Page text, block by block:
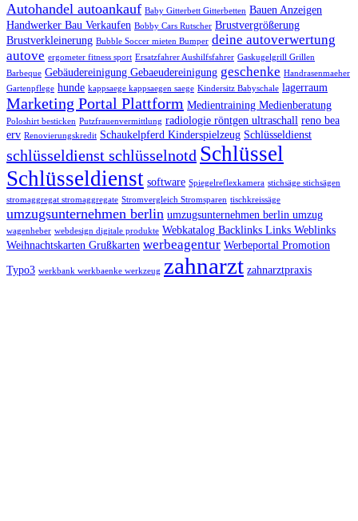
Autohandel autoankauf Baby Gitterbett Gitterbetten Bauen Anzeigen
Handwerker Bau Verkaufen Bobby Cars Rutscher Brustvergrößerung
Brustverkleinerung Bubble Soccer mieten Bumper deine autoverwertung
autove ergometer fitness sport Ersatzfahrer Aushilfsfahrer Gaskugelgrill Grillen
Barbeque Gebäudereinigung Gebaeudereinigung geschenke Handrasenmaeher
Gartenpflege hunde kappsaege kappsaegen saege Kindersitz Babyschale lagerraum
Marketing Portal Plattform Medientraining Medienberatung
Poloshirt besticken Putzfrauenvermittlung radiologie röntgen ultraschall reno bea
erv Renovierungskredit Schaukelpferd Kinderspielzeug Schlüsseldienst
schlüsseldienst schlüsselnotd Schlüssel
Schlüsseldienst software Spiegelreflexkamera stichsäge stichsägen
stromaggregat stromaggregate Stromvergleich Stromsparen tischkreissäge
umzugsunternehmen berlin umzugsunternehmen berlin umzug
wagenheber webdesign digitale produkte Webkatalog Backlinks Links Weblinks
Weihnachtskarten Grußkarten werbeagentur Werbeportal Promotion
Typo3 werkbank werkbaenke werkzeug zahnarzt zahnarztpraxis